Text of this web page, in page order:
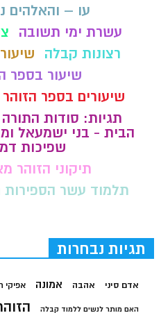
עו –
עשרת ימי תשובה
רצונות קבלה
שיעור בספר
שיעורים בספר הזוהר
תגיות: סודות
הבית - בני ישמעאל
שפיכות
תיקוני הזוהר
תלמוד עשר
תגיות נבחרות
אדם סיני אהבה אמונה אפיקי
האם מותר לנשים ללמוד קבלה